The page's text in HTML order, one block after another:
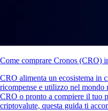
Come comprare Cronos (CRO)
CRO alimenta un ecosistema in
ricompense e utilizzo nel mondo
CRO o pronto a compiere il tuo
criptovalute, questa guida ti